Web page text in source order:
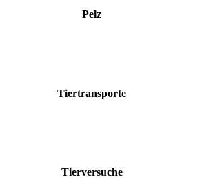
Pelz
Tiertransporte
Tierversuche